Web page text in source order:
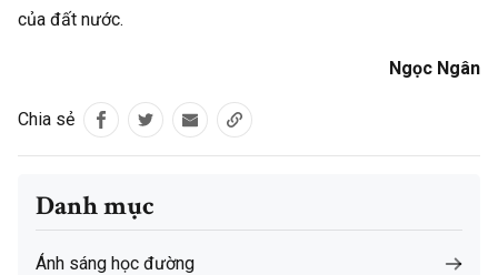
của đất nước.
Ngọc Ngân
Chia sẻ
Danh mục
Ánh sáng học đường